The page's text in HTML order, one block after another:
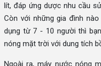
lít, đáp ứng dược nhu cầu
Còn với những gia đình
dụng từ 7 - 10 người thì
nóng mặt trời với dung tích
Ngoài ra, máy nước nóng